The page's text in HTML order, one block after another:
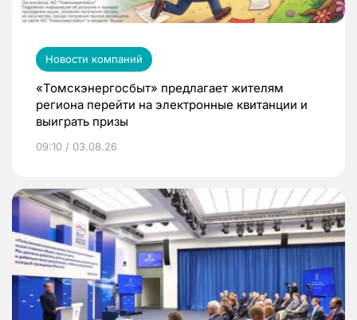
Новости компаний
«Томскэнергосбыт» предлагает жителям
региона перейти на электронные квитанции и
выиграть призы
09:10 / 03.08.26